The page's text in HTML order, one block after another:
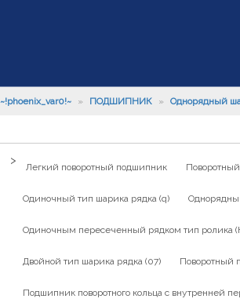
~!phoenix_var0!~ » ПОДШИПНИК » Однорядный
>
Легкий поворотный подшипник
Одиночный тип шарика рядка (q)
Одиночным пересеченный рядком тип ролика
Двойной тип шарика рядка (07) Поворотный
Подшипник поворотного кольца с внутренней